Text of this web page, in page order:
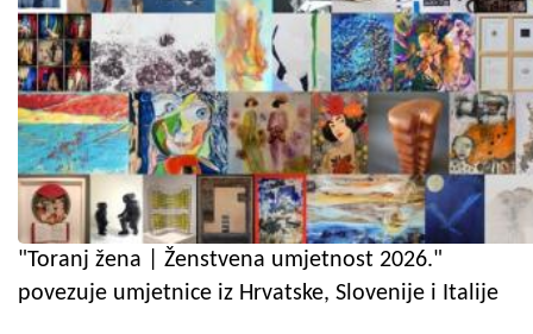
"Toranj žena | Ženstvena umjetnost 2026."
povezuje umjetnice iz Hrvatske, Slovenije i Italije